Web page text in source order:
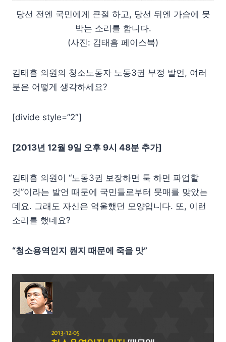
당선 전엔 국민에게 큰절 하고, 당선 뒤엔 가슴에 못
박는 소리를 합니다.
(사진: 김태흠 페이스북)
김태흠 의원의 청소노동자 노동3권 부정 발언, 여러
분은 어떻게 생각하세요?
[divide style=”2″]
[2013년 12월 9일 오후 9시 48분 추가]
김태흠 의원이 “노동3권 보장하면 툭 하면 파업할
것”이라는 발언 때문에 국민들로부터 뭇매를 맞았는
데요. 그래도 자신은 억울했던 모양입니다. 또, 이런
소리를 했네요?
“청소용역인지 뭔지 때문에 죽을 맛”